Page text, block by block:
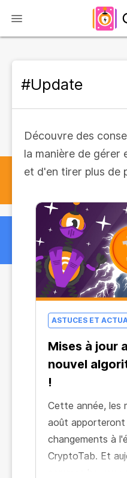
#Update
Découvre des
la manière de gérer
et d'en tirer plus de
ASTUCES ET
Mises à jour
nouvel
!
Cette année, les
août apporteront
changements à
CryptoTab. Et